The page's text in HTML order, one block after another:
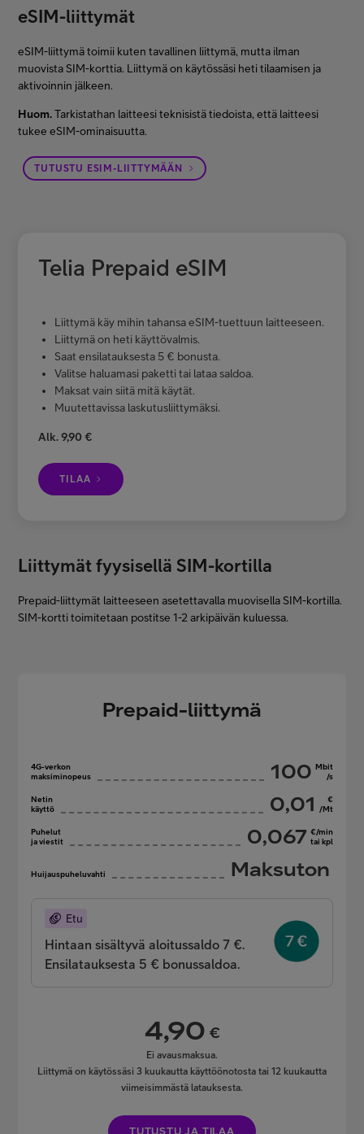
eSIM-liittymät
eSIM-liittymä toimii kuten tavallinen liittymä, mutta ilman
muovista SIM-korttia. Liittymä on käytössäsi heti tilaamisen ja
aktivoinnin jälkeen.
Huom.Tarkistathan laitteesi teknisistä tiedoista, että laitteesi
tukee eSIM-ominaisuutta.
TUTUSTU ESIM-LIITTYMÄÄN
Telia Prepaid eSIM
Liittymä käy mihin tahansa eSIM-tuettuun laitteeseen.
Liittymä on heti käyttövalmis.
Saat ensilatauksesta 5 € bonusta.
Valitse haluamasi paketti tai lataa saldoa.
Maksat vain siitä mitä käytät.
Muutettavissa laskutusliittymäksi.
Alk. 9,90 €
TILAA
Liittymät fyysisellä SIM-kortilla
Prepaid-liittymät laitteeseen asetettavalla muovisella SIM-kortilla.
SIM-kortti toimitetaan postitse 1-2 arkipäivän kuluessa.
Prepaid-liittymä
4G-verkon
maksiminopeus
100 Mbit
/s
Netin
käyttö
0,01
€
/Mt
Puhelut
ja viestit
0,067 €/min
tai kpl
Huijauspuheluvahti Maksuton
Etu
Hintaan sisältyvä aloitussaldo 7 €.
Ensilatauksesta 5 € bonussaldoa.
4,90 €
Ei avausmaksua.
Liittymä on käytössäsi 3 kuukautta käyttöönotosta tai 12 kuukautta
viimeisimmästä latauksesta.
TUTUSTU JA TILAA